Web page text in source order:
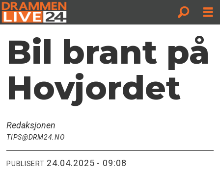
Bil brant på
Hovjordet
Redaksjonen
TIPS@DRM24.NO
PUBLISERT 24.04.2025 - 09:08